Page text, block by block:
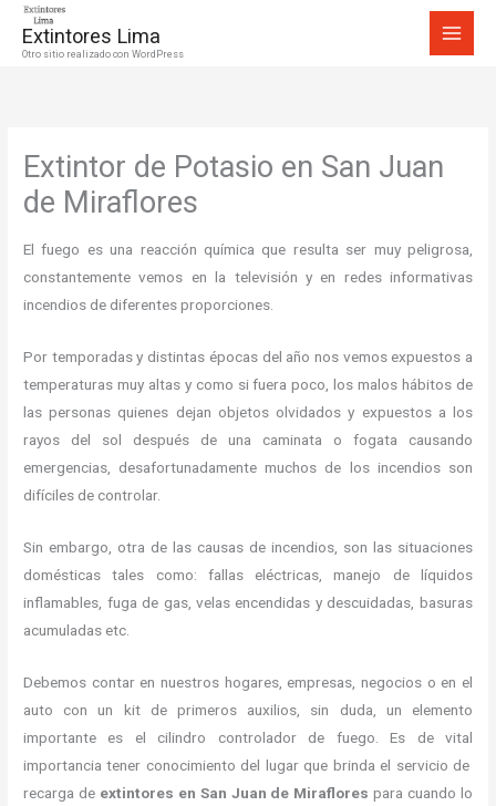
Extintores Lima
Otro sitio realizado con WordPress
Extintor de Potasio en San Juan
de Miraflores
El fuego es una reacción química que resulta ser muy peligrosa,
constantemente vemos en la televisión y en redes informativas
incendios de diferentes proporciones.
Por temporadas y distintas épocas del año nos vemos expuestos a
temperaturas muy altas y como si fuera poco, los malos hábitos de
las personas quienes dejan objetos olvidados y expuestos a los
rayos del sol después de una caminata o fogata causando
emergencias, desafortunadamente muchos de los incendios son
difíciles de controlar.
Sin embargo, otra de las causas de incendios, son las situaciones
domésticas tales como: fallas eléctricas, manejo de líquidos
inflamables, fuga de gas, velas encendidas y descuidadas, basuras
acumuladas etc.
Debemos contar en nuestros hogares, empresas, negocios o en el
auto con un kit de primeros auxilios, sin duda, un elemento
importante es el cilindro controlador de fuego. Es de vital
importancia tener conocimiento del lugar que brinda el servicio de
recarga de extintores en San Juan de Miraflorespara cuando lo